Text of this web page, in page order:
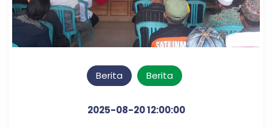
Berita Berita
2025-08-20 12:00:00